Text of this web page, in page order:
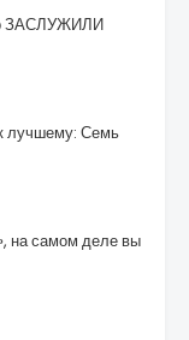
ЗАСЛУЖИЛИ
лучшему: Семь
на самом деле вы